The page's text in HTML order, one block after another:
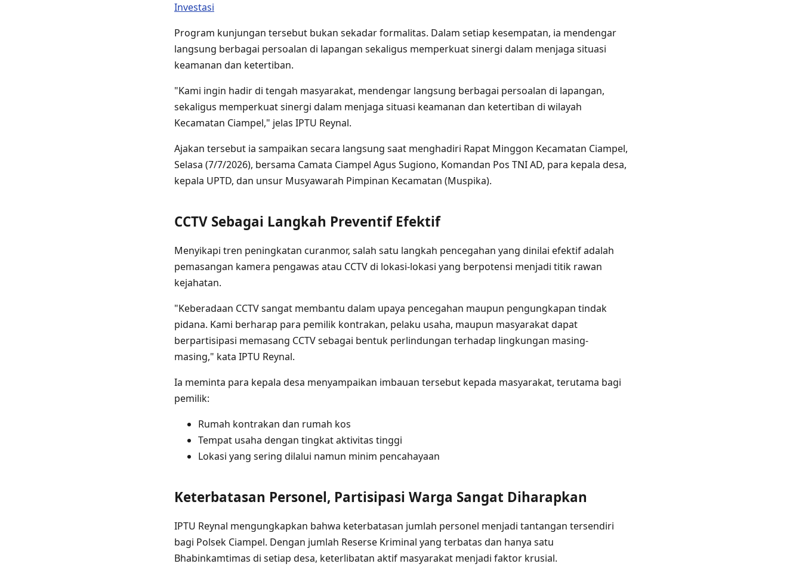
Investasi
Program kunjungan tersebut bukan sekadar formalitas. Dalam setiap kesempatan, ia mendengar
langsung berbagai persoalan di lapangan sekaligus memperkuat sinergi dalam menjaga situasi
keamanan dan ketertiban.
"Kami ingin hadir di tengah masyarakat, mendengar langsung berbagai persoalan di lapangan,
sekaligus memperkuat sinergi dalam menjaga situasi keamanan dan ketertiban di wilayah
Kecamatan Ciampel," jelas IPTU Reynal.
Ajakan tersebut ia sampaikan secara langsung saat menghadiri Rapat Minggon Kecamatan Ciampel,
Selasa (7/7/2026), bersama Camata Ciampel Agus Sugiono, Komandan Pos TNI AD, para kepala desa,
kepala UPTD, dan unsur Musyawarah Pimpinan Kecamatan (Muspika).
CCTV Sebagai Langkah Preventif Efektif
Menyikapi tren peningkatan curanmor, salah satu langkah pencegahan yang dinilai efektif adalah
pemasangan kamera pengawas atau CCTV di lokasi-lokasi yang berpotensi menjadi titik rawan
kejahatan.
"Keberadaan CCTV sangat membantu dalam upaya pencegahan maupun pengungkapan tindak
pidana. Kami berharap para pemilik kontrakan, pelaku usaha, maupun masyarakat dapat
berpartisipasi memasang CCTV sebagai bentuk perlindungan terhadap lingkungan masing-
masing," kata IPTU Reynal.
Ia meminta para kepala desa menyampaikan imbauan tersebut kepada masyarakat, terutama bagi
pemilik:
Rumah kontrakan dan rumah kos
Tempat usaha dengan tingkat aktivitas tinggi
Lokasi yang sering dilalui namun minim pencahayaan
Keterbatasan Personel, Partisipasi Warga Sangat Diharapkan
IPTU Reynal mengungkapkan bahwa keterbatasan jumlah personel menjadi tantangan tersendiri
bagi Polsek Ciampel. Dengan jumlah Reserse Kriminal yang terbatas dan hanya satu
Bhabinkamtimas di setiap desa, keterlibatan aktif masyarakat menjadi faktor krusial.